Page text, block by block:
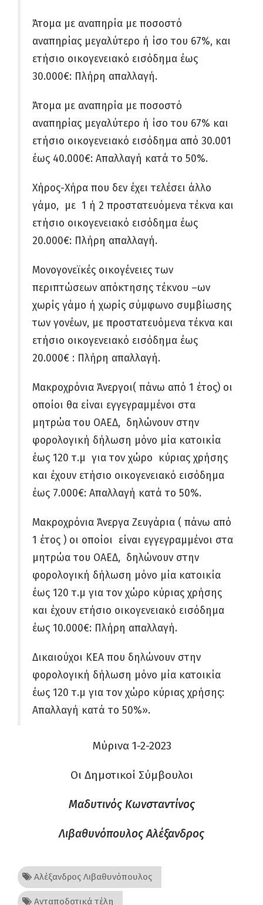
Άτομα με αναπηρία με ποσοστό
αναπηρίας μεγαλύτερο ή ίσο του 67%, και
ετήσιο οικογενειακό εισόδημα έως
30.000€: Πλήρη απαλλαγή.
Άτομα με αναπηρία με ποσοστό
αναπηρίας μεγαλύτερο ή ίσο του 67% και
ετήσιο οικογενειακό εισόδημα από 30.001
έως 40.000€: Απαλλαγή κατά το 50%.
Χήρος-Χήρα που δεν έχει τελέσει άλλο
γάμο, με 1 ή 2 προστατευόμενα τέκνα και
ετήσιο οικογενειακό εισόδημα έως
20.000€: Πλήρη απαλλαγή.
Μονογονεϊκές οικογένειες των
περιπτώσεων απόκτησης τέκνου –ων
χωρίς γάμο ή χωρίς σύμφωνο συμβίωσης
των γονέων, με προστατευόμενα τέκνα και
ετήσιο οικογενειακό εισόδημα έως
20.000€ : Πλήρη απαλλαγή.
Μακροχρόνια Άνεργοι( πάνω από 1 έτος) οι
οποίοι θα είναι εγγεγραμμένοι στα
μητρώα του ΟΑΕΔ, δηλώνουν στην
φορολογική δήλωση μόνο μία κατοικία
έως 120 τ.μ για τον χώρο κύριας χρήσης
και έχουν ετήσιο οικογενειακό εισόδημα
έως 7.000€: Απαλλαγή κατά το 50%.
Μακροχρόνια Άνεργα Ζευγάρια ( πάνω από
1 έτος ) οι οποίοι είναι εγγεγραμμένοι στα
μητρώα του ΟΑΕΔ, δηλώνουν στην
φορολογική δήλωση μόνο μία κατοικία
έως 120 τ.μ για τον χώρο κύριας χρήσης
και έχουν ετήσιο οικογενειακό εισόδημα
έως 10.000€: Πλήρη απαλλαγή.
Δικαιούχοι ΚΕΑ που δηλώνουν στην
φορολογική δήλωση μόνο μία κατοικία
έως 120 τ.μ για τον χώρο κύριας χρήσης:
Απαλλαγή κατά το 50%».
Μύρινα 1-2-2023
Οι Δημοτικοί Σύμβουλοι
Μαδυτινός Κωνσταντίνος
Λιβαθυνόπουλος Αλέξανδρος
Αλέξανδρος Λιβαθυνόπουλος
Ανταποδοτικά τέλη